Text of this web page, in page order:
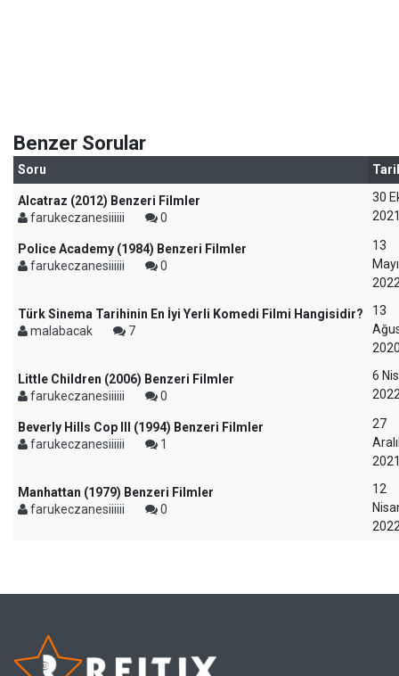
Benzer Sorular
Soru
Alcatraz (2012) Benzeri Filmler
farukeczanesiiiiii
0
30
Police Academy (1984) Benzeri Filmler
farukeczanesiiiiii
0
13
Türk Sinema Tarihinin En İyi Yerli Komedi Filmi Hangisidir?
malabacak
7
13
Little Children (2006) Benzeri Filmler
farukeczanesiiiiii
0
6
Beverly Hills Cop III (1994) Benzeri Filmler
farukeczanesiiiiii
1
27
Manhattan (1979) Benzeri Filmler
farukeczanesiiiiii
0
12